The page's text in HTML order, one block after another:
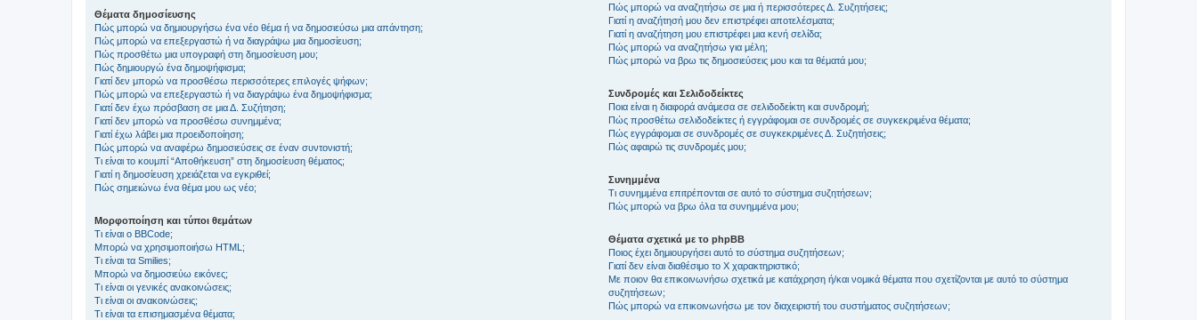
Θέματα δημοσίευσης
Πώς μπορώ να δημιουργήσω ένα νέο θέμα ή να δημοσιεύσω μια απάντηση;
Πώς μπορώ να επεξεργαστώ ή να διαγράψω μια δημοσίευση;
Πώς προσθέτω μια υπογραφή στη δημοσίευση μου;
Πώς δημιουργώ ένα δημοψήφισμα;
Γιατί δεν μπορώ να προσθέσω περισσότερες επιλογές ψήφων;
Πώς μπορώ να επεξεργαστώ ή να διαγράψω ένα δημοψήφισμα;
Γιατί δεν έχω πρόσβαση σε μια Δ. Συζήτηση;
Γιατί δεν μπορώ να προσθέσω συνημμένα;
Γιατί έχω λάβει μια προειδοποίηση;
Πώς μπορώ να αναφέρω δημοσιεύσεις σε έναν συντονιστή;
Τι είναι το κουμπί “Αποθήκευση” στη δημοσίευση θέματος;
Γιατί η δημοσίευση χρειάζεται να εγκριθεί;
Πώς σημειώνω ένα θέμα μου ως νέο;
Μορφοποίηση και τύποι θεμάτων
Τι είναι ο BBCode;
Μπορώ να χρησιμοποιήσω HTML;
Τι είναι τα Smilies;
Μπορώ να δημοσιεύω εικόνες;
Τι είναι οι γενικές ανακοινώσεις;
Τι είναι οι ανακοινώσεις;
Τι είναι τα επισημασμένα θέματα;
Πώς μπορώ να αναζητήσω σε μια ή περισσότερες Δ. Συζητήσεις;
Γιατί η αναζήτησή μου δεν επιστρέφει αποτελέσματα;
Γιατί η αναζήτηση μου επιστρέφει μια κενή σελίδα;
Πώς μπορώ να αναζητήσω για μέλη;
Πώς μπορώ να βρω τις δημοσιεύσεις μου και τα θέματά μου;
Συνδρομές και Σελιδοδείκτες
Ποια είναι η διαφορά ανάμεσα σε σελιδοδείκτη και συνδρομή;
Πώς προσθέτω σελιδοδείκτες ή εγγράφομαι σε συνδρομές σε συγκεκριμένα θέματα;
Πώς εγγράφομαι σε συνδρομές σε συγκεκριμένες Δ. Συζητήσεις;
Πώς αφαιρώ τις συνδρομές μου;
Συνημμένα
Τι συνημμένα επιτρέπονται σε αυτό το σύστημα συζητήσεων;
Πώς μπορώ να βρω όλα τα συνημμένα μου;
Θέματα σχετικά με το phpBB
Ποιος έχει δημιουργήσει αυτό το σύστημα συζητήσεων;
Γιατί δεν είναι διαθέσιμο το Χ χαρακτηριστικό;
Με ποιον θα επικοινωνήσω σχετικά με κατάχρηση ή/και νομικά θέματα που σχετίζονται με αυτό το σύστημα
συζητήσεων;
Πώς μπορώ να επικοινωνήσω με τον διαχειριστή του συστήματος συζητήσεων;